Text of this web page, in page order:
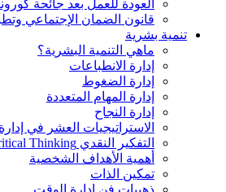
العودة للعمل بعد جائحة
قانون الضمان الإجتماعي
تنمية بشرية
ماهي التنمية البشرية؟
إدارة الانطباعات
إدارة الضغوط
إدارة المهام المتعددة
إدارة النجاح
الاستراتيجيات العشر في
التفكير النقدي Critical Thinking
أهمية الأهداف الشخصية
تمكين الذات
ذهبيات فن إدارة الوقت